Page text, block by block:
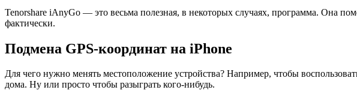
Tenorshare iAnyGo — это весьма полезная, в некоторых случаях, программа. Она
фактически.
Подмена GPS-координат на iPhone
Для чего нужно менять местоположение устройства? Например, чтобы
дома. Ну или просто чтобы разыграть кого-нибудь.